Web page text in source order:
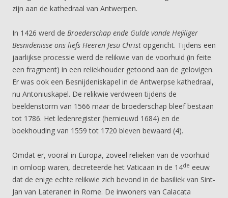
zijn aan de kathedraal van Antwerpen.
In 1426 werd de Broederschap ende Gulde vande Heÿliger
Besnidenisse ons liefs Heeren Jesu Christ opgericht. Tijdens een
jaarlijkse processie werd de relikwie van de voorhuid (in feite
een fragment) in een reliekhouder getoond aan de gelovigen.
Er was ook een Besnijdeniskapel in de Antwerpse kathedraal,
nu Antoniuskapel. De relikwie verdween tijdens de
beeldenstorm van 1566 maar de broederschap bleef bestaan
tot 1786. Het ledenregister (hernieuwd 1684) en de
boekhouding van 1559 tot 1720 bleven bewaard (4).
Omdat er, vooral in Europa, zoveel relieken van de voorhuid
in omloop waren, decreteerde het Vaticaan in de 14de eeuw
dat de enige echte relikwie zich bevond in de basiliek van Sint-
Jan van Lateranen in Rome. De inwoners van Calacata